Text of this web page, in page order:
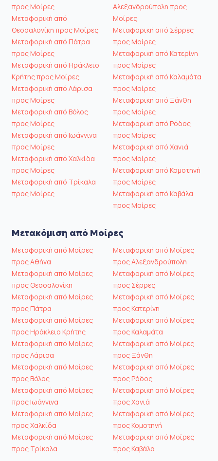
προς Μοίρες
Μεταφορική από
Θεσσαλονίκη προς Μοίρες
Μεταφορική από Πάτρα
προς Μοίρες
Μεταφορική από Ηράκλειο
Κρήτης προς Μοίρες
Μεταφορική από Λάρισα
προς Μοίρες
Μεταφορική από Βόλος
προς Μοίρες
Μεταφορική από Ιωάννινα
προς Μοίρες
Μεταφορική από Χαλκίδα
προς Μοίρες
Μεταφορική από Τρίκαλα
προς Μοίρες
Αλεξανδρούπολη προς
Μοίρες
Μεταφορική από Σέρρες
προς Μοίρες
Μεταφορική από Κατερίνη
προς Μοίρες
Μεταφορική από Καλαμάτα
προς Μοίρες
Μεταφορική από Ξάνθη
προς Μοίρες
Μεταφορική από Ρόδος
προς Μοίρες
Μεταφορική από Χανιά
προς Μοίρες
Μεταφορική από Κομοτηνή
προς Μοίρες
Μεταφορική από Καβάλα
προς Μοίρες
Μετακόμιση από Μοίρες
Μεταφορική από Μοίρες
προς Αθήνα
Μεταφορική από Μοίρες
προς Θεσσαλονίκη
Μεταφορική από Μοίρες
προς Πάτρα
Μεταφορική από Μοίρες
προς Ηράκλειο Κρήτης
Μεταφορική από Μοίρες
προς Λάρισα
Μεταφορική από Μοίρες
προς Βόλος
Μεταφορική από Μοίρες
προς Ιωάννινα
Μεταφορική από Μοίρες
προς Χαλκίδα
Μεταφορική από Μοίρες
προς Τρίκαλα
Μεταφορική από Μοίρες
προς Αλεξανδρούπολη
Μεταφορική από Μοίρες
προς Σέρρες
Μεταφορική από Μοίρες
προς Κατερίνη
Μεταφορική από Μοίρες
προς Καλαμάτα
Μεταφορική από Μοίρες
προς Ξάνθη
Μεταφορική από Μοίρες
προς Ρόδος
Μεταφορική από Μοίρες
προς Χανιά
Μεταφορική από Μοίρες
προς Κομοτηνή
Μεταφορική από Μοίρες
προς Καβάλα